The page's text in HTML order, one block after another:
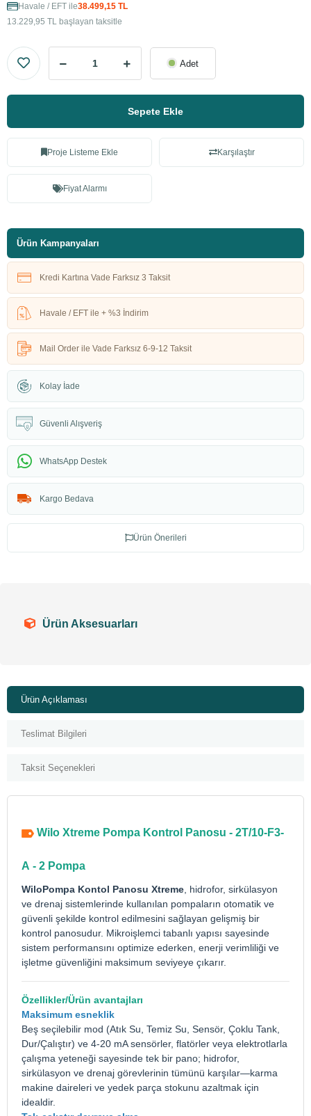
Havale / EFT ile38.499,15 TL
13.229,95 TL başlayan taksitle
Adet
Sepete Ekle
Proje Listeme Ekle Karşılaştır
Fiyat Alarmı
Ürün Kampanyaları
Kredi Kartına Vade Farksız 3 Taksit
Havale / EFT ile + %3 İndirim
Mail Order ile Vade Farksız 6-9-12 Taksit
Kolay İade
Güvenli Alışveriş
WhatsApp Destek
Kargo Bedava
Ürün Önerileri
Ürün Aksesuarları
Ürün Açıklaması
Teslimat Bilgileri
Taksit Seçenekleri
Wilo Xtreme Pompa Kontrol Panosu - 2T/10-F3-
A - 2 Pompa
WiloPompa Kontol Panosu Xtreme , hidrofor, sirkülasyon
ve drenaj sistemlerinde kullanılan pompaların otomatik ve
güvenli şekilde kontrol edilmesini sağlayan gelişmiş bir
kontrol panosudur. Mikroişlemci tabanlı yapısı sayesinde
sistem performansını optimize ederken, enerji verimliliği ve
işletme güvenliğini maksimum seviyeye çıkarır.
Özellikler/Ürün avantajları
Maksimum esneklik
Beş seçilebilir mod (Atık Su, Temiz Su, Sensör, Çoklu Tank,
Dur/Çalıştır) ve 4-20 mA sensörler, flatörler veya elektrotlarla
çalışma yeteneği sayesinde tek bir pano; hidrofor,
sirkülasyon ve drenaj görevlerinin tümünü karşılar—karma
makine daireleri ve yedek parça stokunu azaltmak için
idealdir.